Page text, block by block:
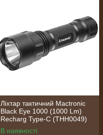
Ліхтар тактичний Mactronic
Black Eye 1000 (1000 Lm)
Recharg Type-C (THH0049)
В наявності